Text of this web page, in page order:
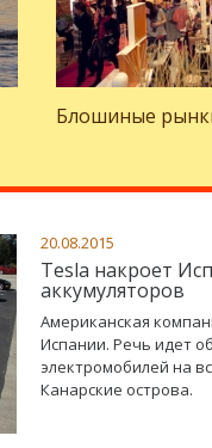
Блошиные
20.08.2015
Tesla накроет
аккумуляторов
Американская
Испании. Речь идет
электромобилей на
Канарские острова.